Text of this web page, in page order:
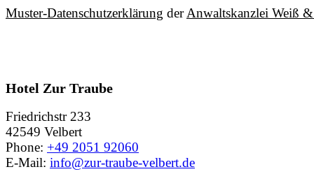
Muster-Datenschutzerklärung derAnwaltskanzlei Weiß
Hotel Zur Traube
Friedrichstr 233
42549 Velbert
Phone: +49 2051 92060
E-Mail: info@zur-traube-velbert.de